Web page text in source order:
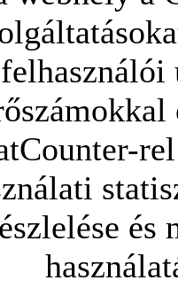
felhasználói
észlelése és